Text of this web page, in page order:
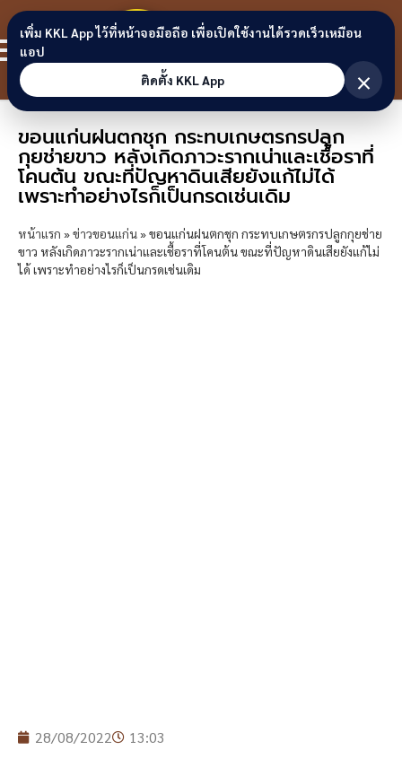
Skip to content
ขอนแก่น
ลิงก์
ขอนแก่นฝนตกชุก กระทบเกษตรกรปลูก
กุยช่ายขาว หลังเกิดภาวะรากเน่าและเชื้อราที่
โคนต้น ขณะที่ปัญหาดินเสียยังแก้ไม่ได้
เพราะทำอย่างไรก็เป็นกรดเช่นเดิม
หน้าแรก »ข่าวขอนแก่น»ขอนแก่นฝนตกชุก กระทบเกษตรกรปลูกกุยช่าย
ขาว หลังเกิดภาวะรากเน่าและเชื้อราที่โคนต้น ขณะที่ปัญหาดินเสียยังแก้ไม่
ได้ เพราะทำอย่างไรก็เป็นกรดเช่นเดิม
28/08/2022 13:03
เพิ่ม KKL App ไว้ที่หน้าจอมือถือ เพื่อเปิดใช้งานได้รวดเร็วเหมือน
แอป
ติดตั้ง KKL App
×